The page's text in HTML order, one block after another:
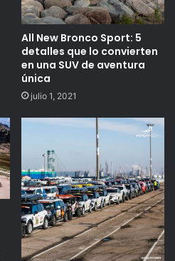
All New Bronco Sport: 5
detalles que lo convierten
en una SUV de aventura
única
julio 1, 2021